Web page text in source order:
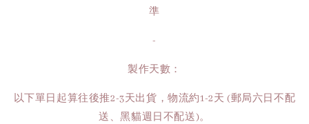
準
-
製作天數：
以下單日起算往後推2-3天出貨，物流約1-2天 (郵局六日不配
送、黑貓週日不配送)。